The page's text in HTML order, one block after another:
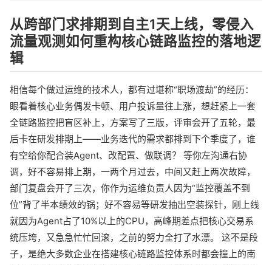
从跨部门求排期到自主1天上线，零侵入
流量观测如何重构核心链路监控的落地逻
辑
相信每个做过运维的技术人，都有过堪称“职场渡劫”的经历：
眼看着核心业务偶发卡顿、用户投诉量往上涨，想赶紧上一套
全链路监控把盲区补上，方案写了三版，评审会开了五轮，最
后卡在研发排期上——业务迭代的需求都排到下个季度了，谁
有空给你配合装Agent、改配置、做联调？ 等你左沟通右协
调，好不容易排上期，一两个月过去，中间又赶上两次故障，
部门复盘会开了三次，你作为运维负责人因为“监控覆盖不到
位”背了半本绩效的锅；好不容易等研发抽出空装探针，刚上线
就因为Agent占了10%以上的CPU，高峰期差点把核心交易系
统压垮，又急急忙忙回滚，之前的努力全打了水漂。 这不是段
子，是绝大多数企业在搭建核心链路监控体系时都会撞上的南